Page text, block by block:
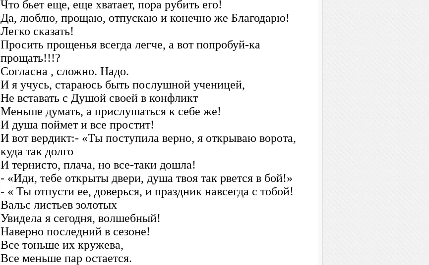
Что бьет еще, еще хватает, пора рубить его!
Да, люблю, прощаю, отпускаю и конечно же Благодарю!
Легко сказать!
Просить прощенья всегда легче, а вот попробуй-ка
прощать!!!?
Согласна , сложно. Надо.
И я учусь, стараюсь быть послушной ученицей,
Не вставать с Душой своей в конфликт
Меньше думать, а прислушаться к себе же!
И душа поймет и все простит!
И вот вердикт:- «Ты поступила верно, я открываю ворота,
куда так долго
И тернисто, плача, но все-таки дошла!
- «Иди, тебе открыты двери, душа твоя так рвется в бой!»
- « Ты отпусти ее, доверься, и праздник навсегда с тобой!
Вальс листьев золотых
Увидела я сегодня, волшебный!
Наверно последний в сезоне!
Все тоньше их кружева,
Все меньше пар остается.